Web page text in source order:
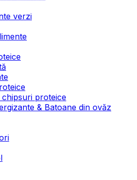
verzi
chipsuri proteice
& Batoane din ovăz